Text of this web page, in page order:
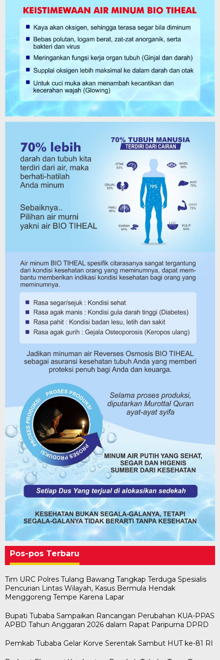
Pos-pos Terbaru
Tim URC Polres Tulang Bawang Tangkap Terduga Spesialis
Pencurian Lintas Wilayah, Kasus Bermula Hendak
Menggoreng Tempe Karena Lapar
Bupati Tubaba Sampaikan Rancangan Perubahan KUA-PPAS
APBD Tahun Anggaran 2026 dalam Rapat Paripurna DPRD
Pemkab Tubaba Gelar Korve Serentak Sambut HUT ke-81 RI